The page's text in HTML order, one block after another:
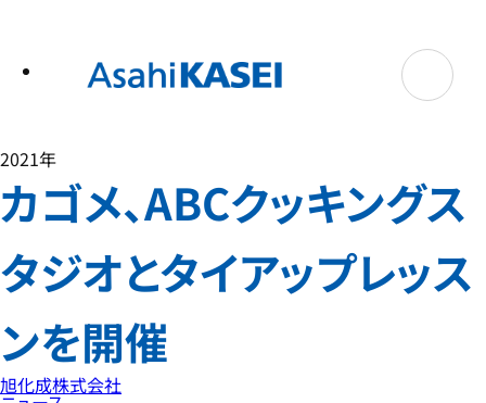
2021年
カゴメ、ABCクッキングス
タジオとタイアップレッス
ンを開催
旭化成株式会社